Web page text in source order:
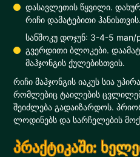
დასავლეთის წყვილი.
რიჩი დამატებითი ჰანისთვის.
სანშოკუ დოჯუნ: 3-4-5
გვერდითი ბლოკები.
მაჰჯონგის ქულებისთვის.
რიჩი მაჰჯონგის იაკუს სია
რომლებიც ტაილების
შეიძლება გადაიზარდოს.
ლოდინებს და სარჩელების
პრაქტიკაში: